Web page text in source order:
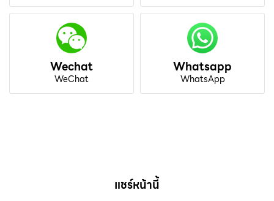
Wechat
WeChat
Whatsapp
WhatsApp
แชร์หน้านี้